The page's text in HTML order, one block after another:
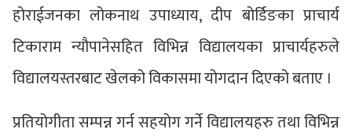
होराईजनका लोकनाथ उपाध्याय, दीप बोर्डिङका प्राचार्य
टिकाराम न्यौपानेसहित विभिन्न विद्यालयका प्राचार्यहरुले
विद्यालयस्तरबाट खेलको विकासमा योगदान दिएको बताए ।
प्रतियोगीता सम्पन्न गर्न सहयोग गर्ने विद्यालयहरु तथा विभिन्न